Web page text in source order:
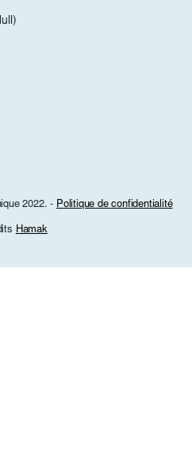
2022. - Politique de confidentialité
Hamak